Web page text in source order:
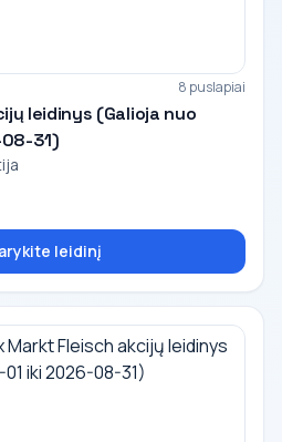
8 puslapiai
leidinys (Galioja nuo
31)
leidinį